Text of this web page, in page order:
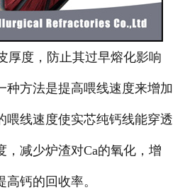
度，防止其过早熔化影响
种方法是提高喂线速度来增加
喂线速度使实芯纯钙线能穿透
，减少炉渣对Ca的氧化，增
钙的回收率。